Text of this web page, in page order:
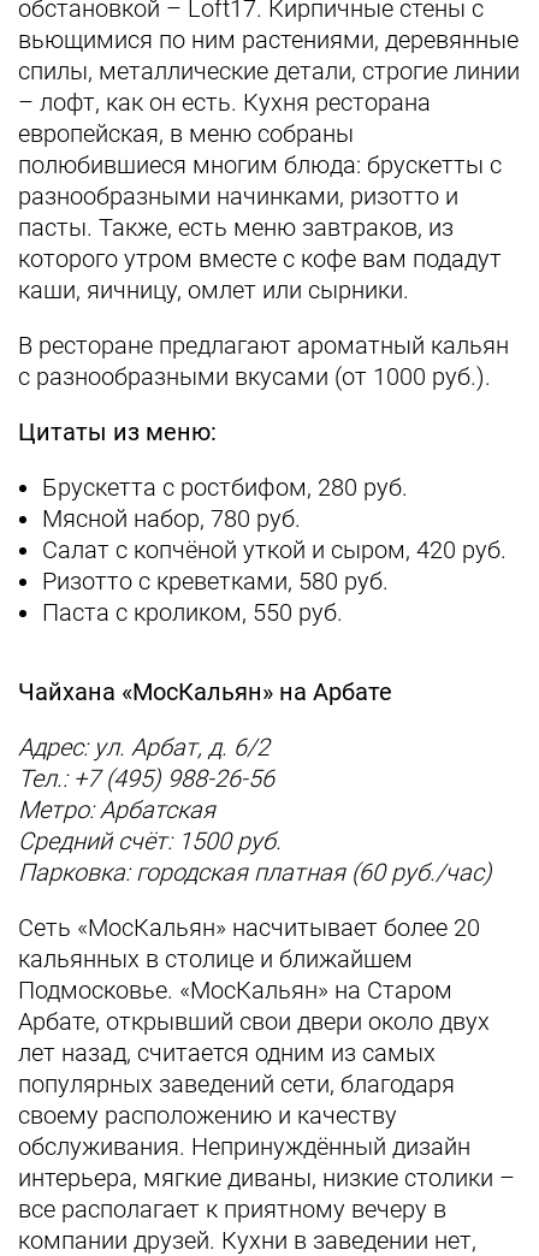
обстановкой – Loft17. Кирпичные стены с
вьющимися по ним растениями, деревянные
спилы, металлические детали, строгие линии
– лофт, как он есть. Кухня ресторана
европейская, в меню собраны
полюбившиеся многим блюда: брускетты с
разнообразными начинками, ризотто и
пасты. Также, есть меню завтраков, из
которого утром вместе с кофе вам подадут
каши, яичницу, омлет или сырники.
В ресторане предлагают ароматный кальян
с разнообразными вкусами (от 1000 руб.).
Цитаты из меню:
Брускетта с ростбифом, 280 руб.
Мясной набор, 780 руб.
Салат с копчёной уткой и сыром, 420 руб.
Ризотто с креветками, 580 руб.
Паста с кроликом, 550 руб.
Чайхана «МосКальян» на Арбате
Адрес: ул. Арбат, д. 6/2
Тел.: +7 (495) 988-26-56
Метро: Арбатская
Средний счёт: 1500 руб.
Парковка: городская платная (60 руб./час)
Сеть «МосКальян» насчитывает более 20
кальянных в столице и ближайшем
Подмосковье. «МосКальян» на Старом
Арбате, открывший свои двери около двух
лет назад, считается одним из самых
популярных заведений сети, благодаря
своему расположению и качеству
обслуживания. Непринуждённый дизайн
интерьера, мягкие диваны, низкие столики –
все располагает к приятному вечеру в
компании друзей. Кухни в заведении нет,